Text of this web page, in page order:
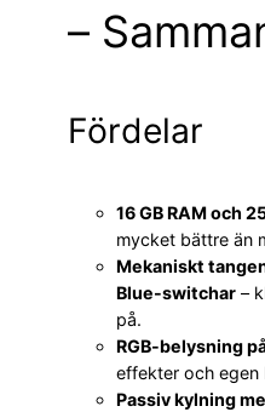
–
Fördelar
16 GB RAM och
mycket bättre än
Mekaniskt
Blue-switchar –
på.
RGB-belysning
effekter och egen
Passiv kylning